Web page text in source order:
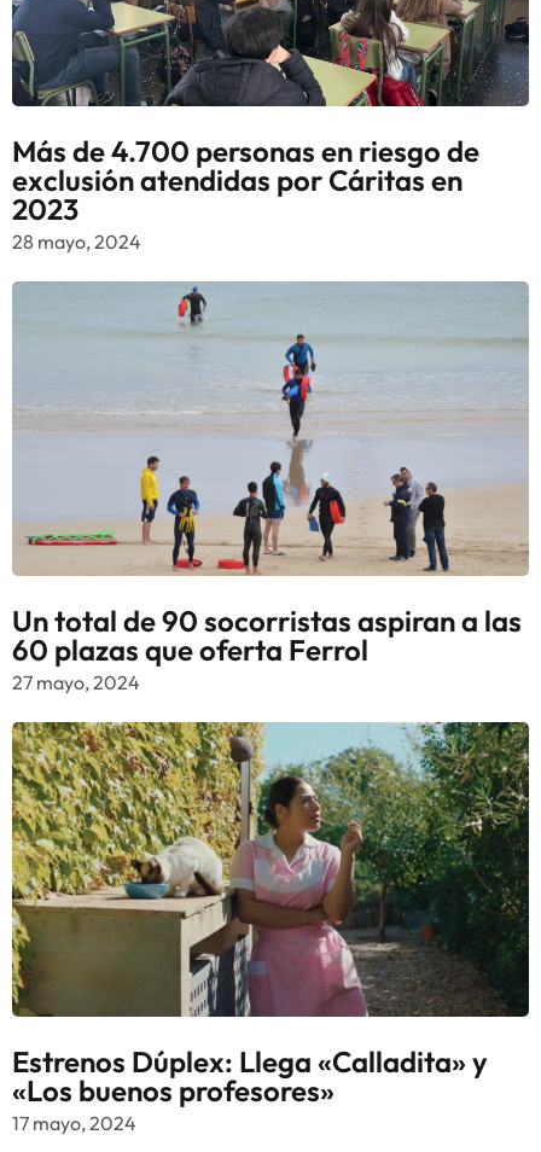
Más de 4.700 personas en riesgo de
exclusión atendidas por Cáritas en
2023
28 mayo, 2024
Un total de 90 socorristas aspiran a las
60 plazas que oferta Ferrol
27 mayo, 2024
Estrenos Dúplex: Llega «Calladita» y
«Los buenos profesores»
17 mayo, 2024